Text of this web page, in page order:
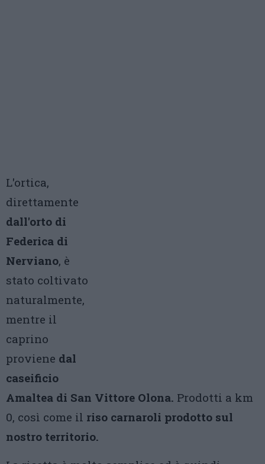
L'ortica,
direttamente
dall'orto di
Federica di
Nerviano, è
stato coltivato
naturalmente,
mentre il
caprino
proviene dal
caseificio
Amaltea di San Vittore Olona. Prodotti a km
0, così come il riso carnaroli prodotto sul
nostro territorio.